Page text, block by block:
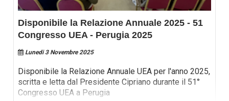
Disponibile la Relazione Annuale 2025 - 51
Congresso UEA - Perugia 2025
Lunedi 3 Novembre 2025
Disponibile la Relazione Annuale UEA per l'anno 2025,
scritta e letta dal Presidente Cipriano durante il 51°
Congresso UEA a Perugia